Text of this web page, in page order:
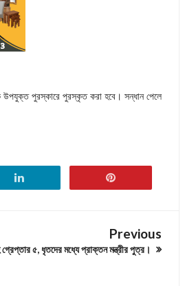
উপযুক্ত পুরস্কারে পুরস্কৃত করা হবে। সন্ধান পেলে
Previous
গ্রেপ্তার ৫, ধৃতদের মধ্যে প্রাক্তন মন্ত্রীর পুত্র।